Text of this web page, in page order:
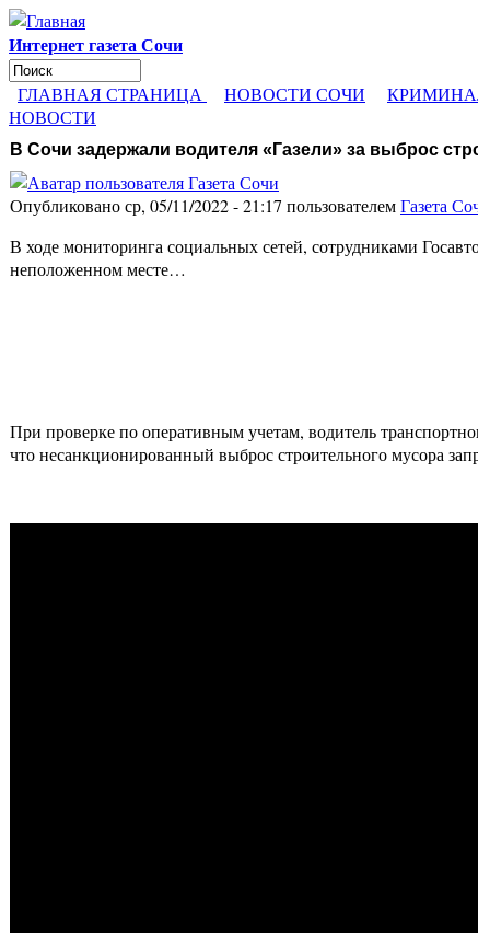
Перейти к основному содержанию
Интернет газета Сочи
Форма поиска
Поиск
ГЛАВНАЯ СТРАНИЦА НОВОСТИ СОЧИ
НОВОСТИ
В Сочи задержали водителя «Газели» за выброс
Опубликовано ср, 05/11/2022 - 21:17 пользователемГазета
В ходе мониторинга социальных сетей, сотрудниками
неположенном месте…
При проверке по оперативным учетам, водитель
что несанкционированный выброс строительного мусора